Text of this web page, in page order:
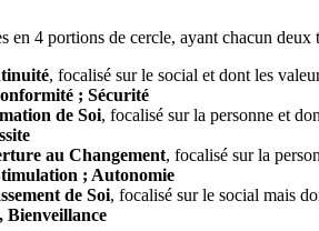
en 4 portions de cercle, ayant chacun deux
, focalisé sur le social et dont les
; Sécurité
de Soi, focalisé sur la personne et
au Changement, focalisé sur la
; Autonomie
de Soi, focalisé sur le social mais
Bienveillance